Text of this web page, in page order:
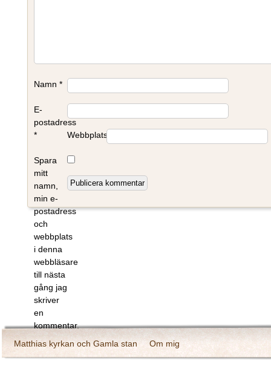
Namn *
E-
postadress
*
Webbplats
Spara
mitt
namn,
min e-
postadress
och
webbplats
i denna
webbläsare
till nästa
gång jag
skriver
en
kommentar.
Matthias kyrkan och Gamla stan
Om mig